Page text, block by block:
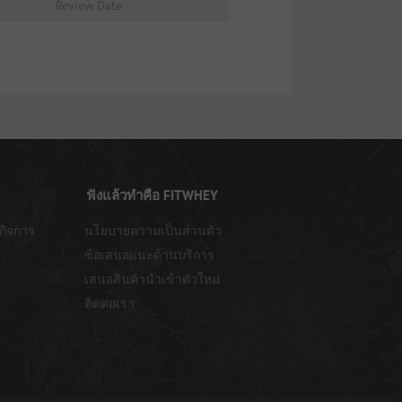
Review Date
ฟังแล้วทำคือ FITWHEY
จการ
นโยบายความเป็นส่วนตัว
ข้อเสนอแนะด้านบริการ
เสนอสินค้านำเข้าตัวใหม่
ติดต่อเรา